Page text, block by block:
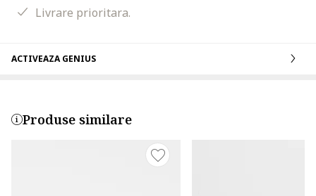
Livrare prioritara.
ACTIVEAZA GENIUS
Produse similare